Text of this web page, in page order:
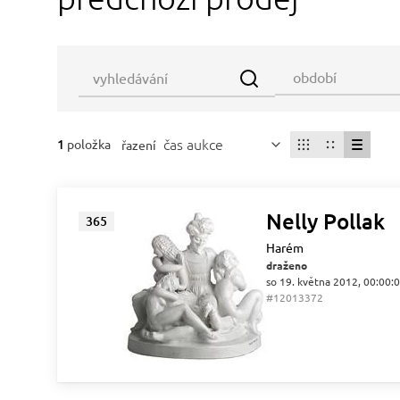
1 položka řazení čas aukce
365 Nelly Pollak
Harém
draženo
so 19. května 2012,
#12013372